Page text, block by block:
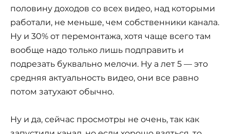
половину доходов со всех видео, над которыми
работали, не меньше, чем собственники канала.
Ну и 30% от перемонтажа, хотя чаще всего там
вообще надо только лишь подправить и
подрезать буквально мелочи. Ну а лет 5 — это
средняя актуальность видео, они все равно
потом затухают обычно.
Ну и да, сейчас просмотры не очень, так как